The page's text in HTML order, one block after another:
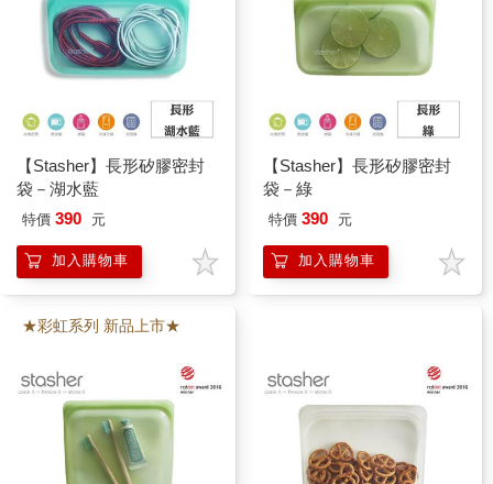
【Stasher】長形矽膠密封
袋－湖水藍
特價 390 元
加入購物車
【Stasher】長形矽膠密封
袋－綠
特價 390 元
加入購物車
★彩虹系列 新品上市★